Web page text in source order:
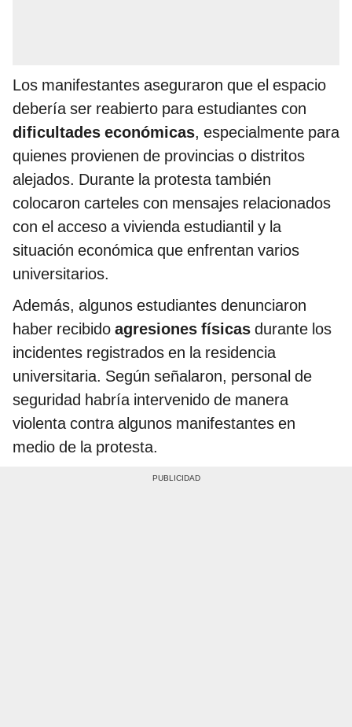
Los manifestantes aseguraron que el espacio
debería ser reabierto para estudiantes con
dificultades económicas, especialmente para
quienes provienen de provincias o distritos
alejados. Durante la protesta también
colocaron carteles con mensajes relacionados
con el acceso a vivienda estudiantil y la
situación económica que enfrentan varios
universitarios.
Además, algunos estudiantes denunciaron
haber recibido agresiones físicas durante los
incidentes registrados en la residencia
universitaria. Según señalaron, personal de
seguridad habría intervenido de manera
violenta contra algunos manifestantes en
medio de la protesta.